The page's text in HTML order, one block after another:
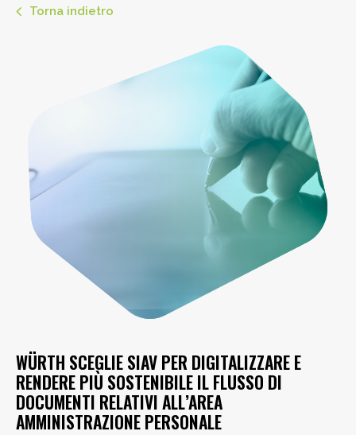
Torna indietro
WÜRTH SCEGLIE SIAV PER DIGITALIZZARE E
RENDERE PIÙ SOSTENIBILE IL FLUSSO DI
DOCUMENTI RELATIVI ALL’AREA
AMMINISTRAZIONE PERSONALE